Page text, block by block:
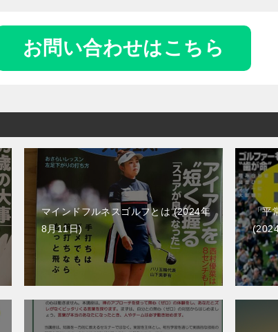
お問い合わせはこちら
マインドフルネスゴルフとは
2024年
8月11日
「平